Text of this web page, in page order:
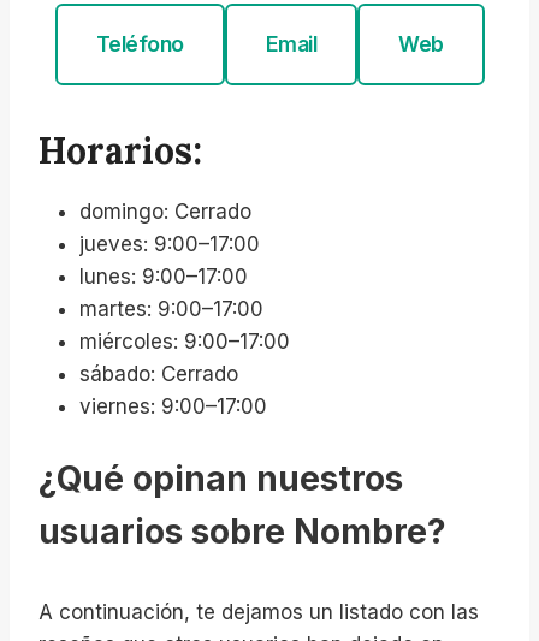
Teléfono Email Web
Horarios:
domingo: Cerrado
jueves: 9:00–17:00
lunes: 9:00–17:00
martes: 9:00–17:00
miércoles: 9:00–17:00
sábado: Cerrado
viernes: 9:00–17:00
¿Qué opinan nuestros
usuarios sobre Nombre?
A continuación, te dejamos un listado con las